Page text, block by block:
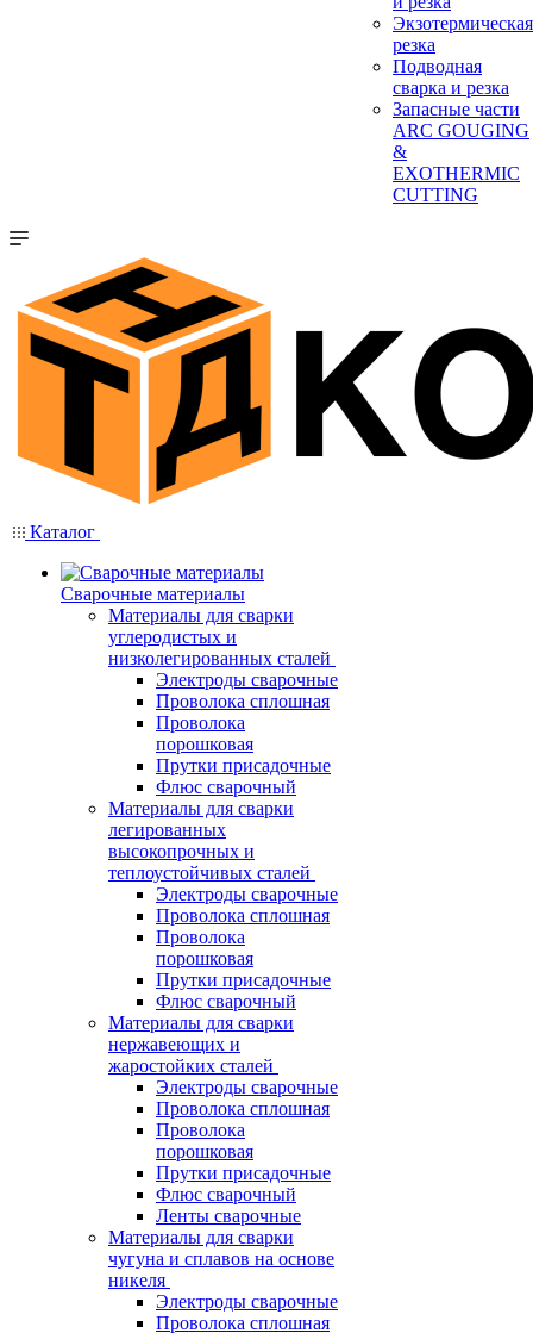
Экзотермическая
резка
Подводная
сварка и резка
Запасные части
ARC GOUGING
&
EXOTHERMIC
CUTTING
Каталог
Сварочные материалы
Материалы для сварки
углеродистых и
низколегированных сталей
Электроды сварочные
Проволока сплошная
Проволока
порошковая
Прутки присадочные
Флюс сварочный
Материалы для сварки
легированных
высокопрочных и
теплоустойчивых сталей
Электроды сварочные
Проволока сплошная
Проволока
порошковая
Прутки присадочные
Флюс сварочный
Материалы для сварки
нержавеющих и
жаростойких сталей
Электроды сварочные
Проволока сплошная
Проволока
порошковая
Прутки присадочные
Флюс сварочный
Ленты сварочные
Материалы для сварки
чугуна и сплавов на основе
никеля
Электроды сварочные
Проволока сплошная